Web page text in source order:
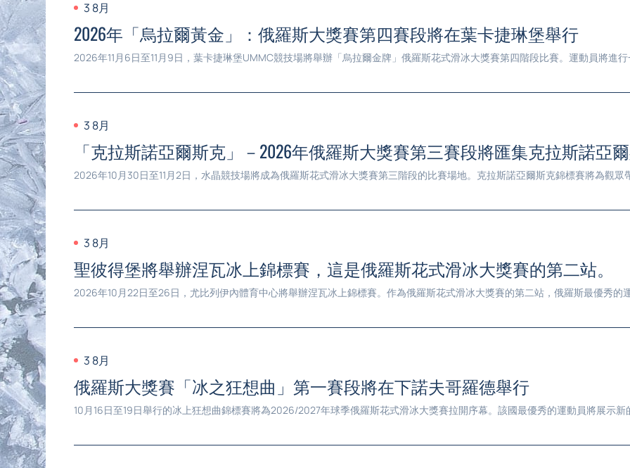
3 8月
2026年「烏拉爾黃金」：俄羅斯大獎賽第四賽段將在葉卡捷琳堡舉行
2026年11月6日至11月9日，葉卡捷琳堡UMMC競技場將舉辦「烏拉爾金牌」俄羅斯花式滑冰大獎賽第四階段比賽。運動員將進
3 8月
「克拉斯諾亞爾斯克」－2026年俄羅斯大獎賽第三賽段將匯集克拉斯諾亞
2026年10月30日至11月2日，水晶競技場將成為俄羅斯花式滑冰大獎賽第三階段的比賽場地。克拉斯諾亞爾斯克錦標賽將為觀眾
3 8月
聖彼得堡將舉辦涅瓦冰上錦標賽，這是俄羅斯花式滑冰大獎賽的第二站。
2026年10月22日至26日，尤比列伊內體育中心將舉辦涅瓦冰上錦標賽。作為俄羅斯花式滑冰大獎賽的第二站，俄羅斯最優秀的
3 8月
俄羅斯大獎賽「冰之狂想曲」第一賽段將在下諾夫哥羅德舉行
10月16日至19日舉行的冰上狂想曲錦標賽將為2026/2027年球季俄羅斯花式滑冰大獎賽拉開序幕。該國最優秀的運動員將展示